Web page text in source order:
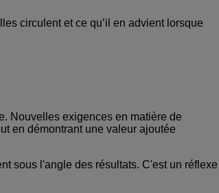
circulent et ce qu’il en advient lorsque
Nouvelles exigences en matière de
en démontrant une valeur ajoutée
sous l'angle des résultats. C'est un réflexe